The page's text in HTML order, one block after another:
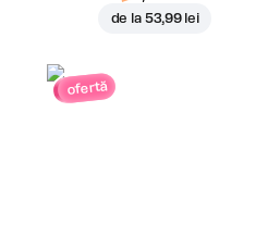
de la 53,99 lei
ofertă